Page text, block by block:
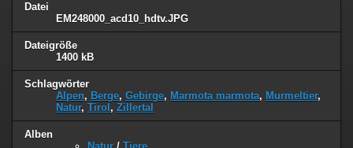
Datei
EM248000_acd10_hdtv.JPG
Dateigröße
1400 kB
Schlagwörter
Alpen, Berge, Gebirge, Marmota marmota, Murmeltier,
Natur, Tirol , Zillertal
Alben